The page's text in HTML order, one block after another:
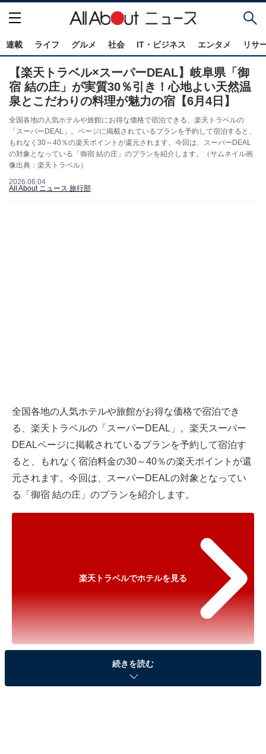
連載 ライフ グルメ 社会 IT・ビジネス エンタメ リサ
【楽天トラベル×スーパーDEAL】岐阜県「御
宿 結の庄」が実質30％引き！心地よい天然温
泉とこだわりの料理が魅力の宿【6月4日】
全国各地の人気ホテルや旅館にお得な価格で宿泊できる、楽天トラベルの
「スーパーDEAL」。ページに掲載されているプランを予約して宿泊すると、
もれなく30～40％の楽天ポイントが還元されます。今回は、スーパーDEAL
の対象となっている「御宿 結の庄」のプランを紹介します。（サムネイル画
像出典：楽天トラベル）
2026.06.04
All About ニュース 旅行部
全国各地の人気ホテルや旅館がお得な価格で宿泊でき
る、 楽天トラベルの「スーパーDEAL」。楽天スーパー
DEALページに掲載されているプランを予約して宿泊す
ると、もれなく宿泊料金の30～40％の楽天ポイントが還
元されます。今回は、スーパーDEALの対象となってい
る「御宿 結の庄」のプランを紹介します。
楽天トラベルでホテルを見る
※以下のセール情報は2026年6月4日17時45分現在のも
のです。料金の変更、満室の場合もあります。
続きを読む